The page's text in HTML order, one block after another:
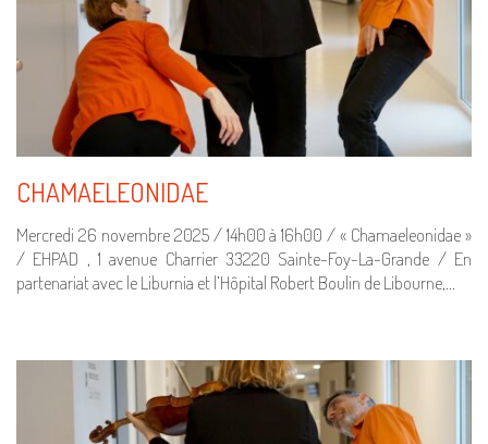
CHAMAELEONIDAE
Mercredi 26 novembre 2025 / 14h00 à 16h00 / « Chamaeleonidae »
/ EHPAD , 1 avenue Charrier 33220 Sainte-Foy-La-Grande / En
partenariat avec le Liburnia et l’Hôpital Robert Boulin de Libourne,…